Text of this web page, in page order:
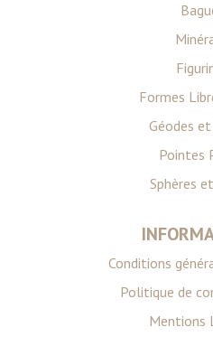
Formes
Géodes
Pointes
Sphères
Conditions
Politique de
Mentions